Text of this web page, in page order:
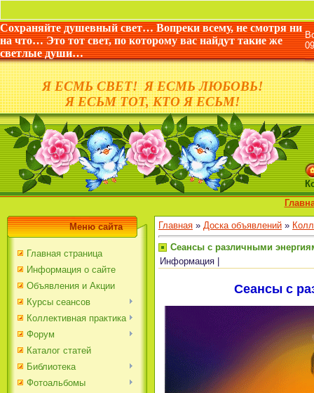
Сохраняйте душевный свет… Вопреки всему, не смотря ни
на что… Это тот свет, по которому вас найдут такие же
светлые души…
Я ЕСМЬ СВЕТ! Я ЕСМЬ ЛЮБОВЬ!
Я ЕСЬМ ТОТ, КТО Я ЕСЬМ!
Меню сайта
Главная страница
Информация о сайте
Объявления и Акции
Курсы сеансов
Коллективная практика
Форум
Каталог статей
Библиотека
Фотоальбомы
Главная » Доска объявлений »
Сеансы с различными
Информация |
Сеансы с